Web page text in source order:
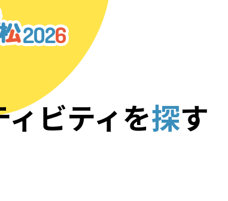
ビティを探す